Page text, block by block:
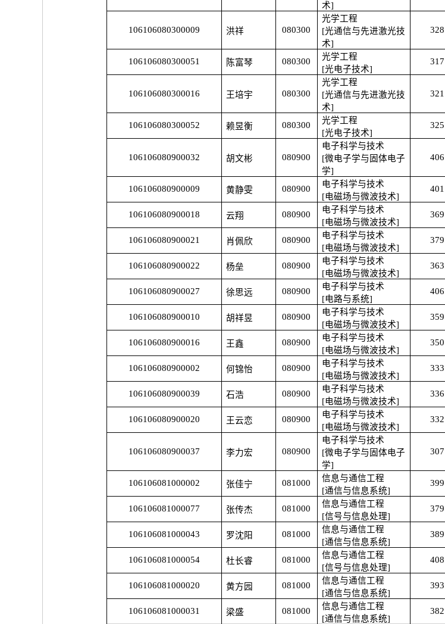
术]
106106080300009 洪祥 080300
光学工程
[光通信与先进激光技
术]
328
106106080300051 陈富琴 080300
光学工程
[光电子技术]
317
106106080300016 王培宇 080300
光学工程
[光通信与先进激光技
术]
321
106106080300052 赖昱衡 080300
光学工程
[光电子技术]
325
106106080900032 胡文彬 080900
电子科学与技术
[微电子学与固体电子
学]
406
106106080900009 黄静雯 080900
电子科学与技术
[电磁场与微波技术]
401
106106080900018 云翔 080900
电子科学与技术
[电磁场与微波技术]
369
106106080900021 肖佩欣 080900
电子科学与技术
[电磁场与微波技术]
379
106106080900022 杨垒 080900
电子科学与技术
[电磁场与微波技术]
363
106106080900027 徐思远 080900
电子科学与技术
[电路与系统]
406
106106080900010 胡祥昱 080900
电子科学与技术
[电磁场与微波技术]
359
106106080900016 王鑫 080900
电子科学与技术
[电磁场与微波技术]
350
106106080900002 何锦怡 080900
电子科学与技术
[电磁场与微波技术]
333
106106080900039 石浩 080900
电子科学与技术
[电磁场与微波技术]
336
106106080900020 王云恋 080900
电子科学与技术
[电磁场与微波技术]
332
106106080900037 李力宏 080900
电子科学与技术
[微电子学与固体电子
学]
307
106106081000002 张佳宁 081000
信息与通信工程
[通信与信息系统]
399
106106081000077 张传杰 081000
信息与通信工程
[信号与信息处理]
379
106106081000043 罗沈阳 081000
信息与通信工程
[通信与信息系统]
389
106106081000054 杜长睿 081000
信息与通信工程
[信号与信息处理]
408
106106081000020 黄方园 081000
信息与通信工程
[通信与信息系统]
393
106106081000031 梁盛 081000
信息与通信工程
[通信与信息系统]
382